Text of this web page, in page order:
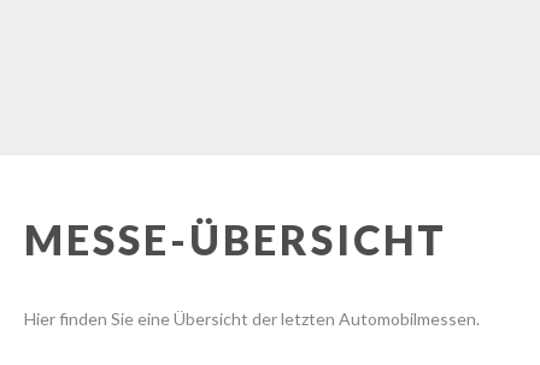
MESSE-ÜBERSICHT
Hier finden Sie eine Übersicht der letzten Automobilmessen.